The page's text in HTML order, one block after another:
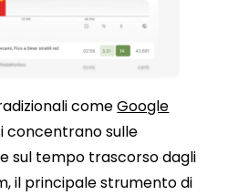
comeGoogle
concentrano sulle
sul tempo trascorso dagli
il principale strumento di